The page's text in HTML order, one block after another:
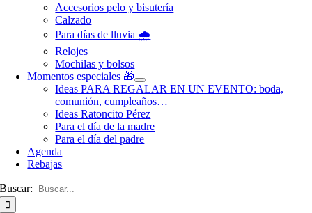
Accesorios pelo y bisutería
Calzado
Para días de lluvia 🌧️
Relojes
Mochilas y bolsos
Momentos especiales 🎁
Ideas PARA REGALAR EN UN EVENTO: boda,
comunión, cumpleaños…
Ideas Ratoncito Pérez
Para el día de la madre
Para el día del padre
Agenda
Rebajas
Buscar: